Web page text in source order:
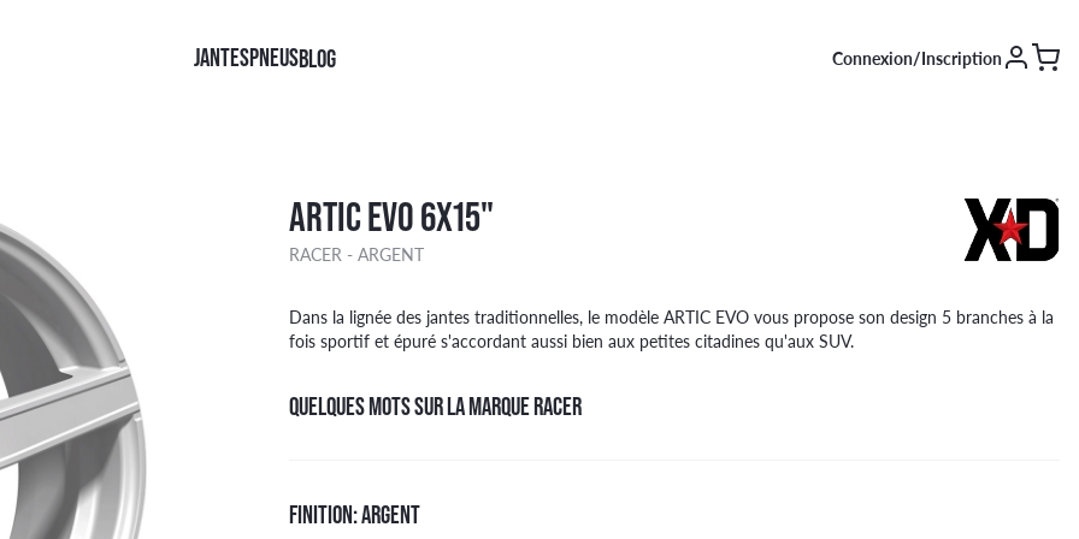
JANTES
RACING
FINITIONS
NOIR BRILLANT
NOIR FACE POLIE
Face polie Noir
ARGENT
Mat Noir
PNEUS
TYPE
4X4
CAMIONNETTE
BLOG Connexion/Inscription
ARTIC EVO 6X15"
RACER - ARGENT
Dans la lignée des jantes traditionnelles, le modèle ARTIC EVO vous propose son design 5 branches à la
fois sportif et épuré s'accordant aussi bien aux petites citadines qu'aux SUV.
QUELQUES MOTS SUR LA MARQUE RACER
FINITION: ARGENT